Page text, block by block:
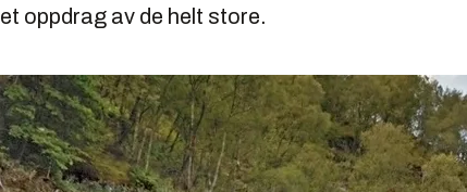
et oppdrag av de helt store.